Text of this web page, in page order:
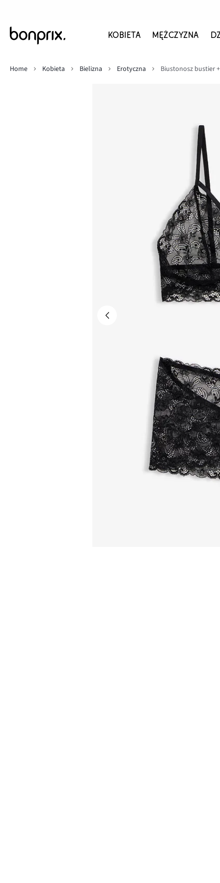
KOBIETA MĘŻCZYZNA
Home
Kobieta Bielizna Erotyczna Biustonosz bustier